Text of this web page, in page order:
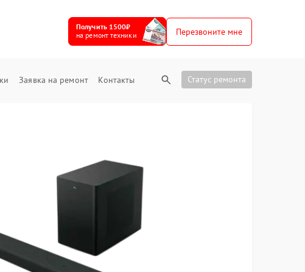
Получить 1500₽
на ремонт техники
Перезвоните мне
Заявка на ремонт Контакты Статус ремонта